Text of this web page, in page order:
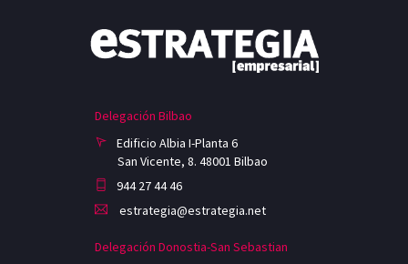
Delegación Bilbao
Edificio Albia I-Planta 6
San Vicente, 8. 48001 Bilbao
944 27 44 46
estrategia@estrategia.net
Delegación Donostia-San Sebastian